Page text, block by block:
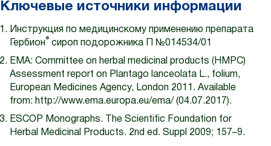
Ключевые источники информации
Инструкция по медицинскому применению препарата
Гербион ® сироп подорожника П №014534/01
EMA: Committee on herbal medicinal products (HMPC)
Assessment report on Plantago lanceolata L., folium,
European Medicines Agency, London 2011. Available
from: http://www.ema.europa.eu/ema/ (04.07.2017).
ESCOP Monographs. The Scientific Foundation for
Herbal Medicinal Products. 2nd ed. Suppl 2009; 157–9.